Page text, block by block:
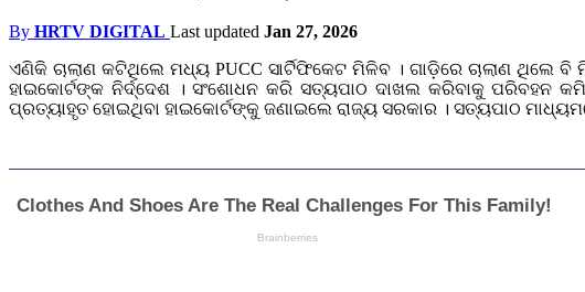
By HRTV DIGITAL Last updated Jan 27, 2026
ଏଣିକି ଚାଲାଣ କଟିଥିଲେ ମଧ୍ୟ PUCC ସାର୍ଟିଫିକେଟ ମିଳିବ । ଗାଡ଼ିରେ ଚାଲାଣ ଥିଲେ
ହାଇକୋର୍ଟଙ୍କ ନିର୍ଦ୍ଦେଶ । ସଂଶୋଧନ କରି ସତ୍ୟପାଠ ଦାଖଲ କରିବାକୁ ପରିବହନ
ପ୍ରତ୍ୟାହୃତ ହୋଇଥିବା ହାଇକୋର୍ଟଙ୍କୁ ଜଣାଇଲେ ରାଜ୍ୟ ସରକାର । ସତ୍ୟପାଠ